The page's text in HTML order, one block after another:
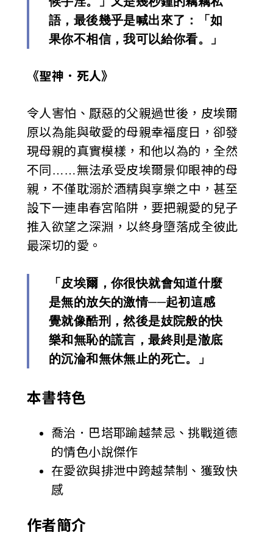
語，最後幾乎是喊出來了：「如
果你不相信，我可以給你看。」
《聖神．死人》
令人害怕、厭惡的父親過世後，皮埃爾
原以為能與敬愛的母親幸福度日，卻發
現母親的真實模樣，和他以為的，全然
不同……無法承受皮埃爾景仰眼神的母
親，不僅耽溺於酒精與享樂之中，甚至
設下一連串春宮陷阱，要把親愛的兒子
推入欲望之深淵，以終身墮落成全彼此
最深切的愛。
「皮埃爾，你很快就會知道什麼
是無的放矢的激情──起初這感
覺就像酷刑，然後是妓院般的快
樂和無恥的謊言，最終則是澈底
的沉淪和無休無止的死亡。」
本書特色
喬治．巴塔耶踰越禁忌、挑戰道德
的情色小說傑作
在愛欲與排泄中跨越禁制、獲致快
感
作者簡介